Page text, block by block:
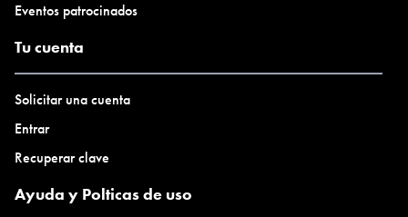
Eventos patrocinados
Tu cuenta
Solicitar una cuenta
Entrar
Recuperar clave
Ayuda y Polticas de uso